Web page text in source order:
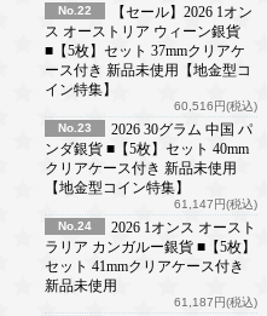
No.22
【セール】2026 1オン
ス オーストリア ウィーン銀貨
■【5枚】セット 37mmクリアケ
ース付き 新品未使用【地金型コ
イン特集】
60,516円(税込)
No.23
2026 30グラム 中国 パ
ンダ銀貨 ■【5枚】セット 40mm
クリアケース付き 新品未使用
【地金型コイン特集】
61,147円(税込)
No.24
2026 1オンス オースト
ラリア カンガルー銀貨 ■【5枚】
セット 41mmクリアケース付き
新品未使用
61,187円(税込)